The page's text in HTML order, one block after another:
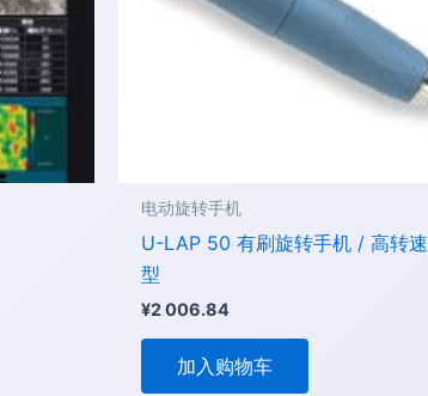
电动旋转手机
U-LAP 50 有刷旋转手机 / 高转速
型
¥2 006.84
加入购物车